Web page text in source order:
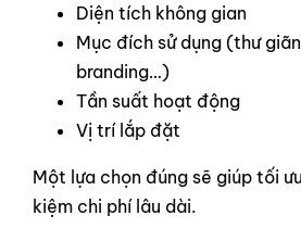
Diện tích không gian
Mục đích sử dụng (thư
branding…)
Tần suất hoạt động
Vị trí lắp đặt
Một lựa chọn đúng sẽ giúp tối
kiệm chi phí lâu dài.